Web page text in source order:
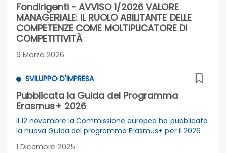
Fondirigenti - AVVISO 1/2026 VALORE
MANAGERIALE: IL RUOLO ABILITANTE DELLE
COMPETENZE COME MOLTIPLICATORE DI
COMPETITIVITÀ
9 Marzo 2026
SVILUPPO D'IMPRESA
Pubblicata la Guida del Programma
Erasmus+ 2026
Il 12 novembre la Commissione europea ha pubblicato
la nuova Guida del programma Erasmus+ per il 2026
1 Dicembre 2025